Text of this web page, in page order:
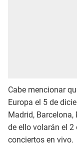
Cabe mencionar
Europa el 5 de
Madrid, Barcelona,
de ello volarán el 2
conciertos en vivo.